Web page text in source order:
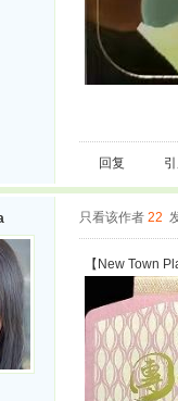
回复
只看该作者 22
【New Town